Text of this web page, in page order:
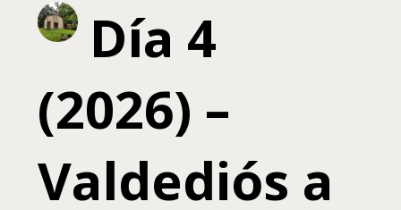
Día 4
(2026) –
Valdediós a